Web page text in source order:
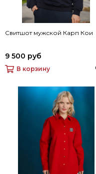
Свитшот мужской Карп Кои
9 500 руб
В корзину